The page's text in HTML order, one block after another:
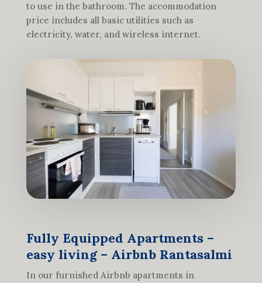
to use in the bathroom. The accommodation
price includes all basic utilities such as
electricity, water, and wireless internet.
Fully Equipped Apartments –
easy living – Airbnb Rantasalmi
In our furnished Airbnb apartments in